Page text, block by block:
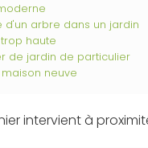
arbre dans un jardin
haute
de jardin de particulier
neuve
intervient à